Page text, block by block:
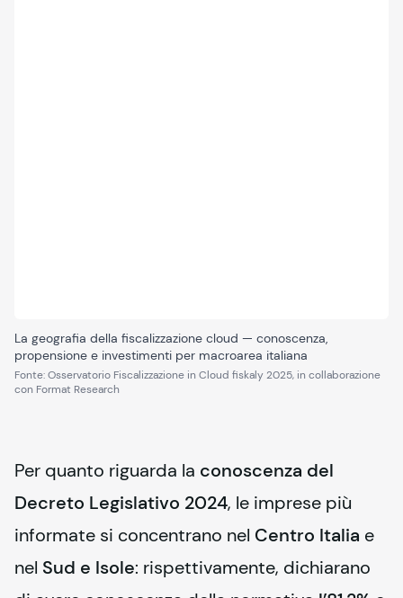
La geografia della fiscalizzazione cloud — conoscenza,
propensione e investimenti per macroarea italiana
Fonte:Osservatorio Fiscalizzazione in Cloud fiskaly 2025, in collaborazione
con Format Research
Per quanto riguarda la conoscenza del
Decreto Legislativo 2024, le imprese più
informate si concentrano nel Centro Italia e
nel Sud e Isole: rispettivamente, dichiarano